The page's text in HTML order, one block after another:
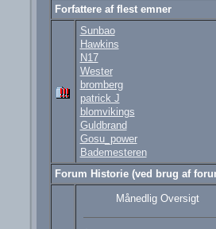
Forfattere af flest emner
Sunbao
Hawkins
N17
Wester
bromberg
patrick J
blomvikings
Guldbrand
Gosu_power
Bademesteren
Forum Historie (ved brug af
Månedlig Oversigt